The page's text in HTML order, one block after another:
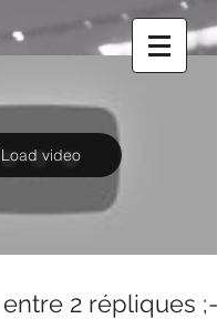
Load video
2 répliques ;-)